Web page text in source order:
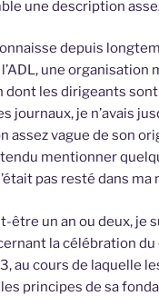
une description
depuis
l’ADL, une organisation
dont les dirigeants
journaux, je n’avais
assez vague de son
mentionner
pas resté dans ma
être un an ou deux, je
la célébration du
au cours de laquelle
principes de sa